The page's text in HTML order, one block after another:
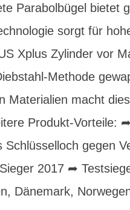
Parabolbügel bietet
sorgt für
Xplus Zylinder vor
Methode
Materialien macht
Produkt-Vorteile:
gegen
2017 ➦
Dänemark,